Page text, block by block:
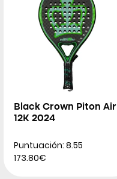
Black Crown Piton Air
12K 2024
Puntuación: 8.55
173.80€